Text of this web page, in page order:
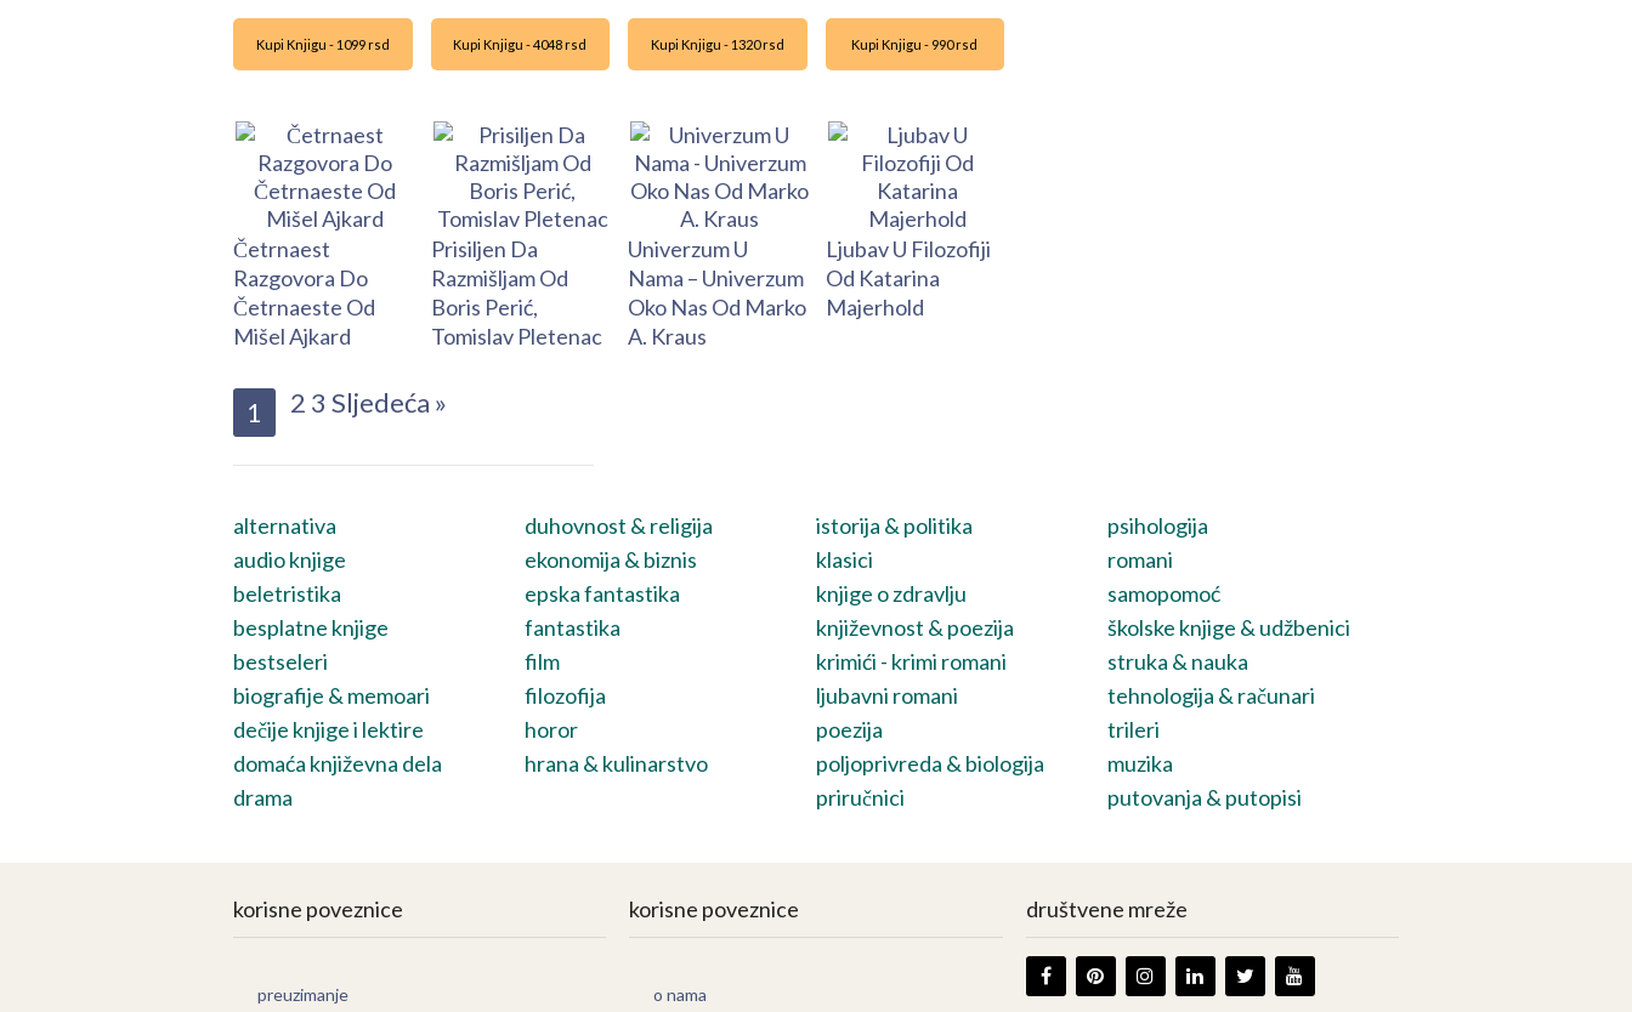
Kupi Knjigu - 1099 rsd
Četrnaest
Razgovora Do
Četrnaeste Od
Mišel Ajkard
Kupi Knjigu - 4048 rsd
Prisiljen Da
Razmišljam Od
Boris Perić,
Tomislav Pletenac
Kupi Knjigu - 1320 rsd
Univerzum U
Nama – Univerzum
Oko Nas Od Marko
A. Kraus
Kupi Knjigu - 990 rsd
Ljubav U Filozofiji
Od Katarina
Majerhold
1 2 3 Sljedeća »
alternativa
audio knjige
beletristika
besplatne knjige
bestseleri
biografije & memoari
dečije knjige i lektire
domaća književna dela
drama
duhovnost & religija
ekonomija & biznis
epska fantastika
fantastika
film
filozofija
horor
hrana & kulinarstvo
istorija & politika
klasici
knjige o zdravlju
književnost & poezija
krimići - krimi romani
ljubavni romani
poezija
poljoprivreda & biologija
priručnici
psihologija
romani
samopomoć
školske knjige & udžbenici
struka & nauka
tehnologija & računari
trileri
muzika
putovanja & putopisi
korisne poveznice
preuzimanje
korisne poveznice
o nama
društvene mreže